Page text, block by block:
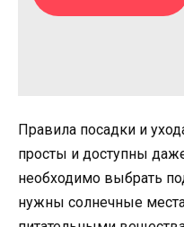
Правила посадки и
просты и доступны
необходимо выбрать
нужны солнечные места